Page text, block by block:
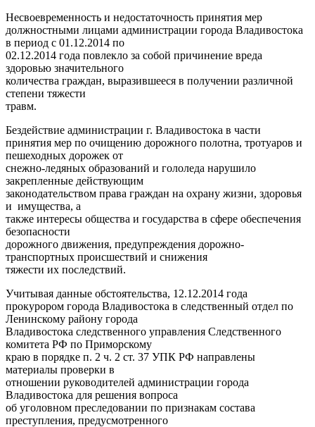
Несвоевременность и недостаточность принятия мер
должностными лицами администрации города Владивостока
в период с 01.12.2014 по
02.12.2014 года повлекло за собой причинение вреда
здоровью значительного
количества граждан, выразившееся в получении различной
степени тяжести
травм.
Бездействие администрации г. Владивостока в части
принятия мер по очищению дорожного полотна, тротуаров и
пешеходных дорожек от
снежно-ледяных образований и гололеда нарушило
закрепленные действующим
законодательством права граждан на охрану жизни, здоровья
и имущества, а
также интересы общества и государства в сфере обеспечения
безопасности
дорожного движения, предупреждения дорожно-
транспортных происшествий и снижения
тяжести их последствий.
Учитывая данные обстоятельства, 12.12.2014 года
прокурором города Владивостока в следственный отдел по
Ленинскому району города
Владивостока следственного управления Следственного
комитета РФ по Приморскому
краю в порядке п. 2 ч. 2 ст. 37 УПК РФ направлены
материалы проверки в
отношении руководителей администрации города
Владивостока для решения вопроса
об уголовном преследовании по признакам состава
преступления, предусмотренного